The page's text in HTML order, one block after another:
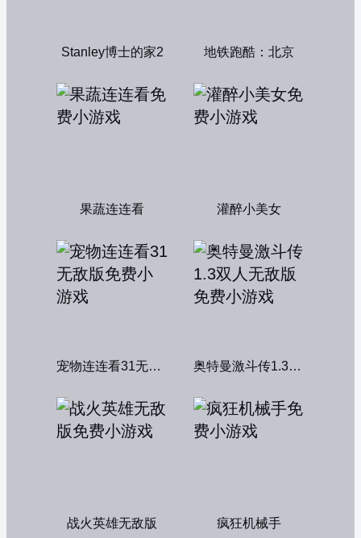
Stanley博士的家2 地铁跑酷：北京
果蔬连连看 灌醉小美女
宠物连连看31无敌版 奥特曼激斗传1.3双人无敌版
战火英雄无敌版 疯狂机械手